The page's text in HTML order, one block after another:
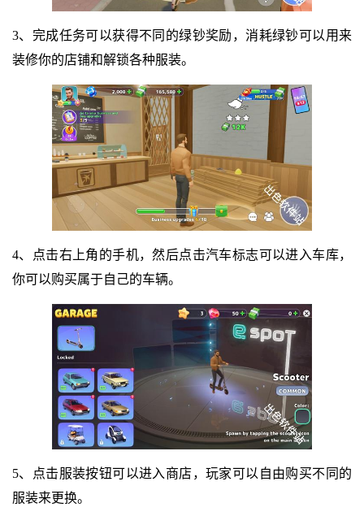
3、完成任务可以获得不同的绿钞奖励，消耗绿钞可以用来
装修你的店铺和解锁各种服装。
4、点击右上角的手机，然后点击汽车标志可以进入车库，
你可以购买属于自己的车辆。
5、点击服装按钮可以进入商店，玩家可以自由购买不同的
服装来更换。